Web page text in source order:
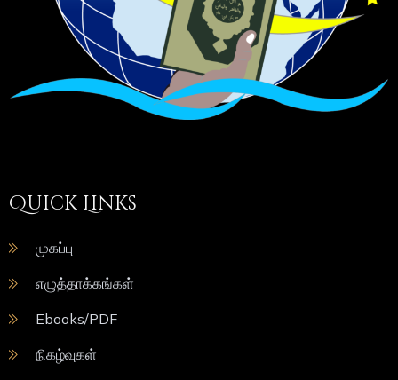
Quick Links
முகப்பு
எழுத்தாக்கங்கள்
Ebooks/PDF
நிகழ்வுகள்